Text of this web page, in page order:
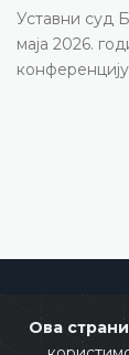
Ова
Уставни суд
маја 2026.